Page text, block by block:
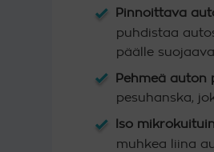
Pinnoittava
puhdistaa
päälle
Pehmeä auton
pesuhanska,
Iso
muhkea liina